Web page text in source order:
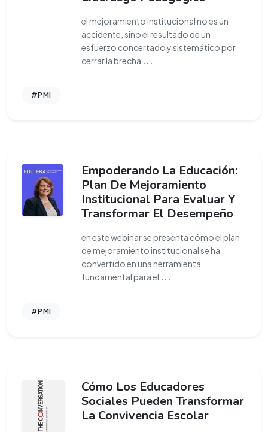
el mejoramiento institucional no es un
accidente, sino el resultado de un
esfuerzo concertado y sistemático por
cerrar la brecha ...
#PMI
Empoderando La Educación:
Plan De Mejoramiento
Institucional Para Evaluar Y
Transformar El Desempeño
en este webinar se presenta cómo el plan
de mejoramiento institucional se ha
convertido en una herramienta
fundamental para el ...
#PMI
Cómo Los Educadores
Sociales Pueden Transformar
La Convivencia Escolar